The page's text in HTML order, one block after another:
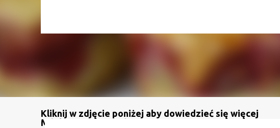
Kliknij w zdjęcie poniżej aby dowiedzieć się więcej
Mój kanał na YouTube